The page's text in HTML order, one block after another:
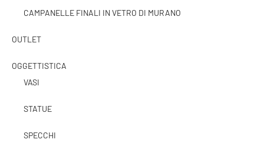
CAMPANELLE FINALI IN VETRO DI MURANO
OUTLET
OGGETTISTICA
VASI
STATUE
SPECCHI